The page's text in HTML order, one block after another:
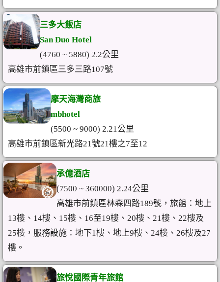
三多大飯店
San Duo Hotel
(4760 ~ 5880) 2.2公里
高雄市前鎮區三多三路107號
摩天海灣商旅
mbhotel
(5500 ~ 9000) 2.21公里
高雄市前鎮區新光路21號21樓之7至12
承億酒店
(7500 ~ 360000) 2.24公里
高雄市前鎮區林森四路189號，旅館：地上
13樓、14樓、15樓、16至19樓、20樓、21樓、22樓及
25樓，服務設施：地下1樓、地上9樓、24樓、26樓及27
樓。
旅悅國際青年旅館